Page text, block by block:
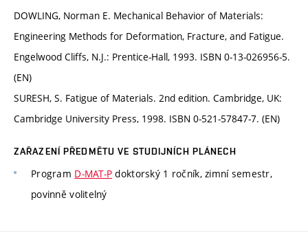
DOWLING, Norman E. Mechanical Behavior of Materials:
Engineering Methods for Deformation, Fracture, and Fatigue.
Engelwood Cliffs, N.J.: Prentice-Hall, 1993. ISBN 0-13-026956-5.
(EN)
SURESH, S. Fatigue of Materials. 2nd edition. Cambridge, UK:
Cambridge University Press, 1998. ISBN 0-521-57847-7. (EN)
ZAŘAZENÍ PŘEDMĚTU VE STUDIJNÍCH PLÁNECH
Program D-MAT-P doktorský 1 ročník, zimní semestr,
povinně volitelný